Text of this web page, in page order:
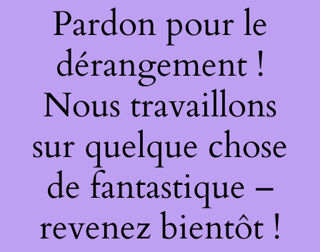
Pardon pour le
dérangement !
Nous travaillons
sur quelque chose
de fantastique –
revenez bientôt !